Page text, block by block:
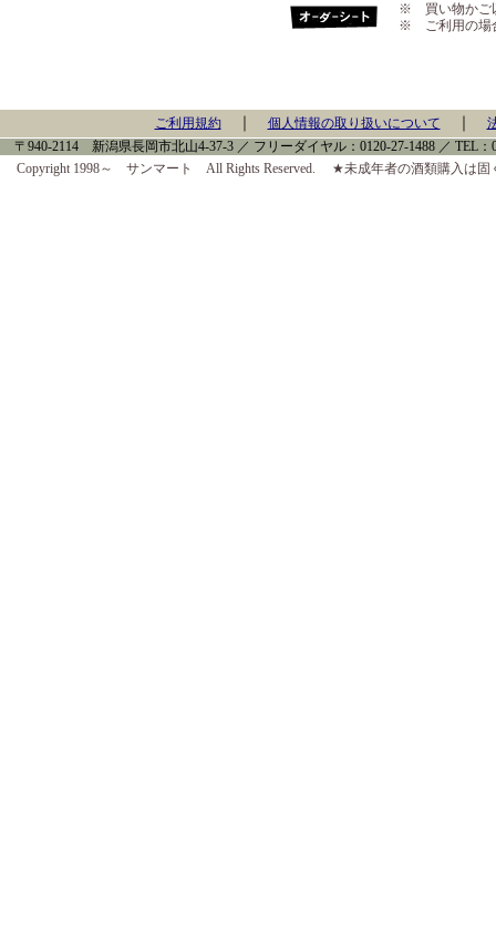
※ 買い物かご
※ ご利用の場
ご利用規約｜ 個人情報の取り扱いについて
〒940-2114 新潟県長岡市北山4-37-3 ／ フリーダイヤル：0120-27-1488 ／ TEL：
Copyright 1998～ サンマート All Rights Reserved. ★未成年者の酒類購入は固